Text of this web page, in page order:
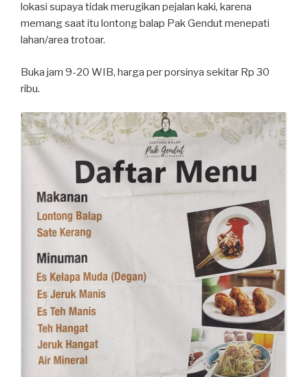
lokasi supaya tidak merugikan pejalan kaki, karena
memang saat itu lontong balap Pak Gendut menepati
lahan/area trotoar.
Buka jam 9-20 WIB, harga per porsinya sekitar Rp 30
ribu.